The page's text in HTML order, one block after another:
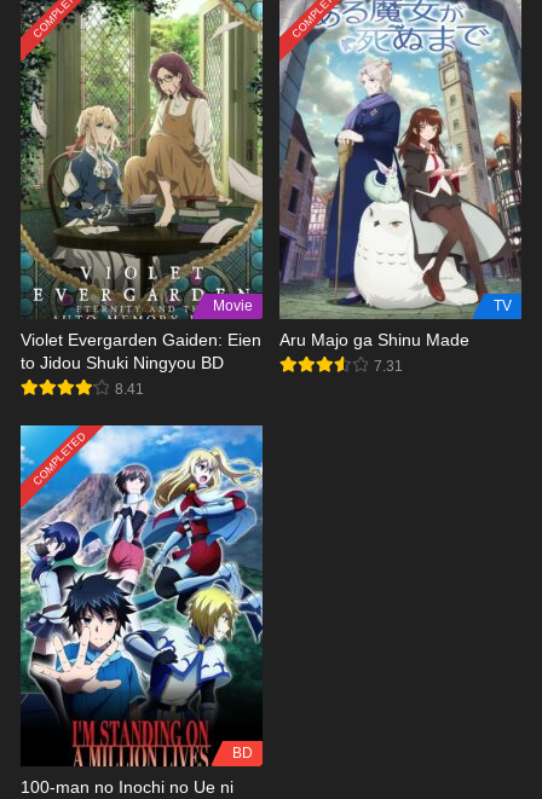
Movie
Violet Evergarden Gaiden: Eien
to Jidou Shuki Ningyou BD
8.41
TV
Aru Majo ga Shinu Made
7.31
COMPLETED
BD
100-man no Inochi no Ue ni